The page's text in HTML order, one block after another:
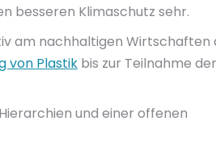
besseren Klimaschutz sehr.
am nachhaltigen Wirtschaften
von Plastik bis zur Teilnahme
und einer offenen